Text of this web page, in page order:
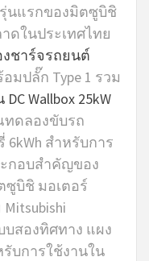
รุ่นแรกของมิตซูบิชิ
ดในประเทศไทย
งชาร์จรถยนต์
มปลั๊ก Type 1 รวม
Wallbox 25kW
ทดลองขับรถ
สำหรับการ
กอบสำคัญของ
ซูบิชิ มอเตอร์
บสองทิศทาง แผง
บการใช้งานใน